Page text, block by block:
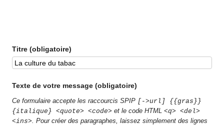
Titre (obligatoire)
Texte de votre message (obligatoire)
Ce formulaire accepte les raccourcis SPIP [->url] {{gras}}
{italique} <quote> <code> et le code HTML<q> <del>
<ins>. Pour créer des paragraphes, laissez simplement des lignes